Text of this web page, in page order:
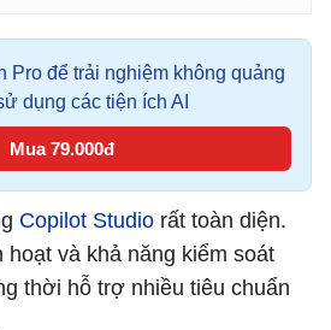
Pro để trải nghiệm không quảng
dụng các tiện ích AI
Mua 79.000đ
Copilot Studio rất toàn diện.
hoạt và khả năng kiểm soát
thời hỗ trợ nhiều tiêu chuẩn